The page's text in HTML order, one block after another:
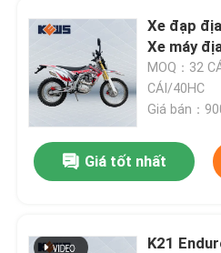
Xe đạp
Xe máy
MOQ：32
CÁI/40HC
Giá bán：
Giá tốt nhất
K21